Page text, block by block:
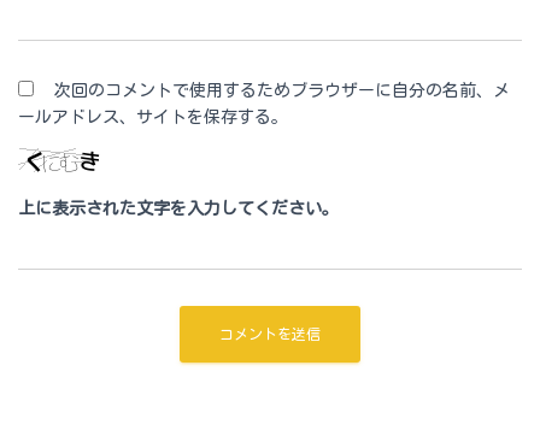
次回のコメントで使用するためブラウザーに自分の名前、メ
ールアドレス、サイトを保存する。
上に表示された文字を入力してください。